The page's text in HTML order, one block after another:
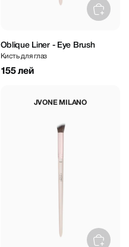
Oblique Liner - Eye Brush
Кисть для глаз
155 лей
JVONE MILANO